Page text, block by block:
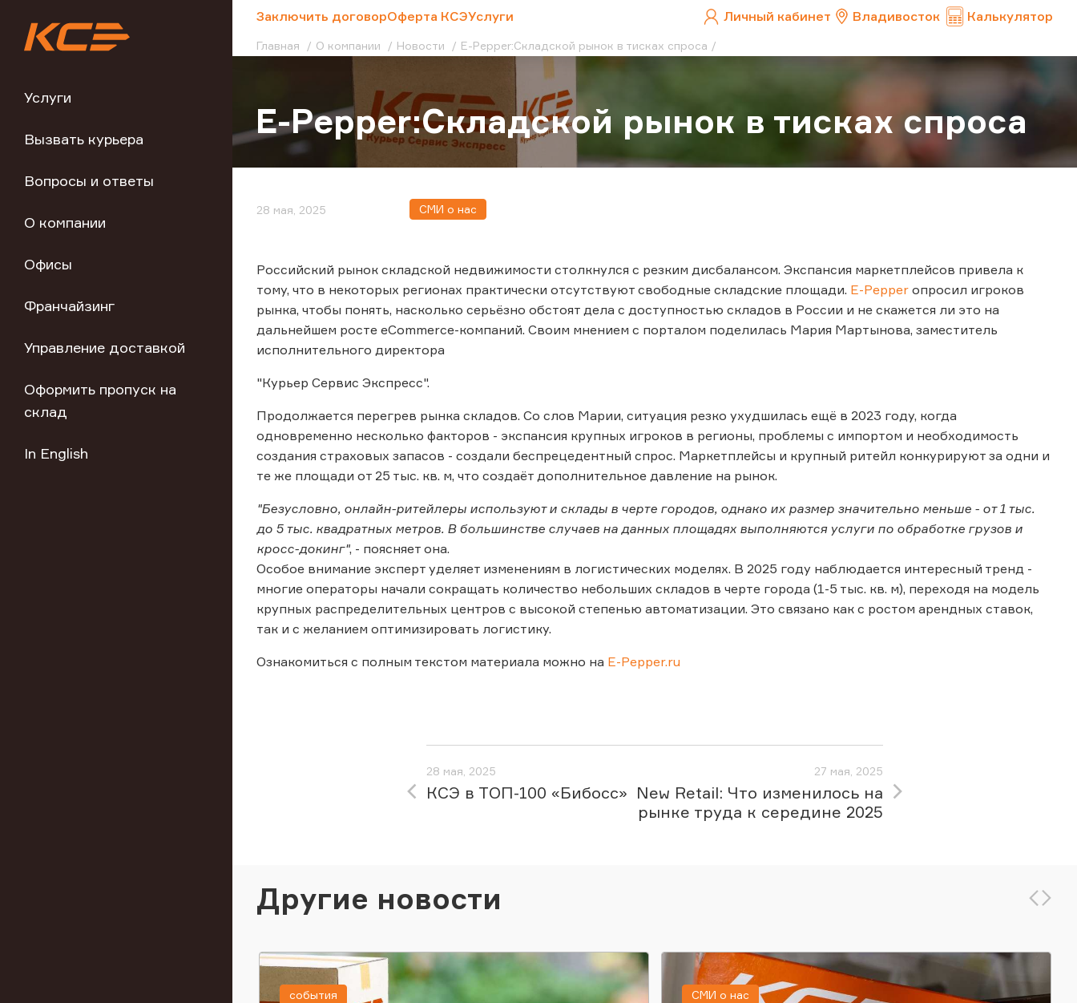
Услуги
Вызвать курьера
Вопросы и ответы
О компании
Офисы
Франчайзинг
Управление доставкой
Оформить пропуск на
склад
In English
Заключить договорОферта КСЭУслуги Личный кабинет Владивосток Калькулятор
Главная О компании Новости E-Pepper:Складской рынок в тисках спроса
E-Pepper:Складской рынок в тисках спроса
28 мая, 2025 СМИ о нас
Российский рынок складской недвижимости столкнулся с резким дисбалансом. Экспансия маркетплейсов привела к
тому, что в некоторых регионах практически отсутствуют свободные складские площади. E-Pepper опросил игроков
рынка, чтобы понять, насколько серьёзно обстоят дела с доступностью складов в России и не скажется ли это на
дальнейшем росте eCommerce-компаний. Своим мнением с порталом поделилась Мария Мартынова, заместитель
исполнительного директора
"Курьер Сервис Экспресс".
Продолжается перегрев рынка складов. Со слов Марии, ситуация резко ухудшилась ещё в 2023 году, когда
одновременно несколько факторов - экспансия крупных игроков в регионы, проблемы с импортом и необходимость
создания страховых запасов - создали беспрецедентный спрос. Маркетплейсы и крупный ритейл конкурируют за одни и
те же площади от 25 тыс. кв. м, что создаёт дополнительное давление на рынок.
"Безусловно, онлайн-ритейлеры используют и склады в черте городов, однако их размер значительно меньше - от 1 тыс.
до 5 тыс. квадратных метров. В большинстве случаев на данных площадях выполняются услуги по обработке грузов и
кросс-докинг", - поясняет она.
Особое внимание эксперт уделяет изменениям в логистических моделях. В 2025 году наблюдается интересный тренд -
многие операторы начали сокращать количество небольших складов в черте города (1-5 тыс. кв. м), переходя на модель
крупных распределительных центров с высокой степенью автоматизации. Это связано как с ростом арендных ставок,
так и с желанием оптимизировать логистику.
Ознакомиться с полным текстом материала можно на E-Pepper.ru
28 мая, 2025
КСЭ в ТОП-100 «Бибосс»
27 мая, 2025
New Retail: Что изменилось на
рынке труда к середине 2025
Другие новости
события СМИ о нас